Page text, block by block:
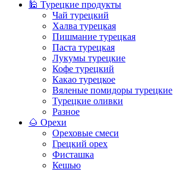
🕌 Турецкие продукты
Чай турецкий
Халва турецкая
Пишмание турецкая
Паста турецкая
Лукумы турецкие
Кофе турецкий
Какао турецкое
Вяленые помидоры турецкие
Турецкие оливки
Разное
🌰 Орехи
Ореховые смеси
Грецкий орех
Фисташка
Кешью